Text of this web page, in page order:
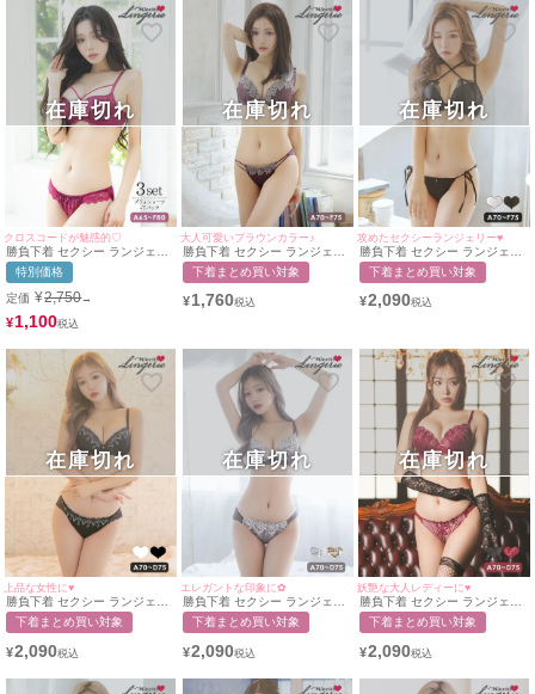
クロスコードが魅惑的♡
勝負下着 セクシー ランジェリ
ー クロスコードケミカルレー
スカップブラジャー＆ショーツ
3点セット
特別価格
定価 ¥2,750→
¥1,100
在庫切れ
大人可愛いブラウンカラー♪
勝負下着 セクシー ランジェリ
ーケミカルレース刺繍デザイン
サテンカップブラジャー＆ショ
下着まとめ買い対象
¥1,760
在庫切れ
攻めたセクシーランジェリー♥
勝負下着 セクシー ランジェリ
ー クロスホルターネックレー
ス脇高カップブラ＆ラインショ
下着まとめ買い対象
¥2,090
在庫切れ
上品な女性に♥
勝負下着 セクシー ランジェリ
ー ビジュー付きフラワーレー
ス刺繍エレガントブラ＆ショー
下着まとめ買い対象
¥2,090
在庫切れ
エレガントな印象に✿
勝負下着 セクシー ランジェリ
ー ビジュー付き大柄フラワー
刺繍脇高ブラ＆ショーツ2点セ
下着まとめ買い対象
¥2,090
在庫切れ
妖艶な大人レディーに♥
勝負下着 セクシー ランジェリ
ー スカラップギャザーローズ
リボン脇高ブラ＆ショーツ2点
下着まとめ買い対象
¥2,090
在庫切れ